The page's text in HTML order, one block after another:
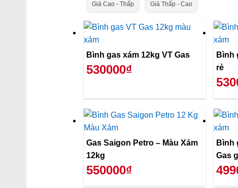
Giá Cao - Thấp Giá Thấp - Cao
Bình gas xám 12kg VT Gas
530000₫
Bình
rẻ
Gas Saigon Petro – Màu Xám
12kg
550000₫
Bình
Gas